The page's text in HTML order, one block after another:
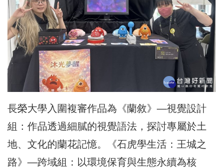
長榮大學入圍複審作品為《蘭敘》—視覺設計
組：作品透過細膩的視覺語法，探討專屬於土
地、文化的蘭花記憶。《石虎學生活：王城之
路》—跨域組：以環境保育與生態永續為核